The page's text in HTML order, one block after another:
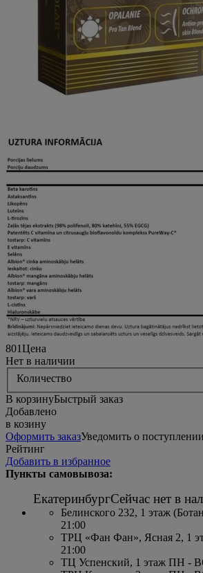
801Цена
Нет в наличии
Количество
В корзинуБыстрый заказ
Добавлено
в козину
Оформить заказУведомить о поступлении
Рейтинг
Добавить в избранное
Пункты самовывоза:
ЕкатеринбургСейчас нет в
Белинского 232, 1 этаж
21:00
ТРЦ «Фан Фан», Ясная 2, 1
21:00
ТЦ Успенский, 1 этаж ПН -